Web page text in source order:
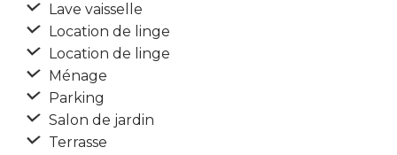
Lave vaisselle
Location de linge
Location de linge
Ménage
Parking
Salon de jardin
Terrasse